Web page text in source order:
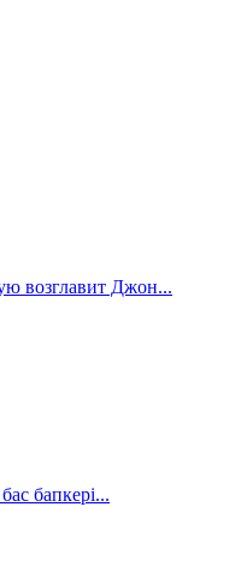
возглавит Джон...
бапкері...